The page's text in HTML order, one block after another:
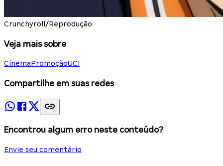
Crunchyroll/Reprodução
Veja mais sobre
CinemaPromoçãoUCI
Compartilhe em suas redes
Encontrou algum erro neste conteúdo?
Envie seu comentário